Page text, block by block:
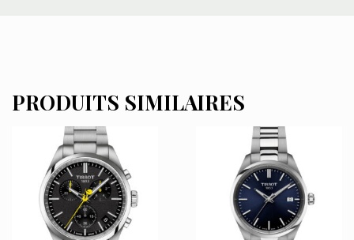
PRODUITS SIMILAIRES